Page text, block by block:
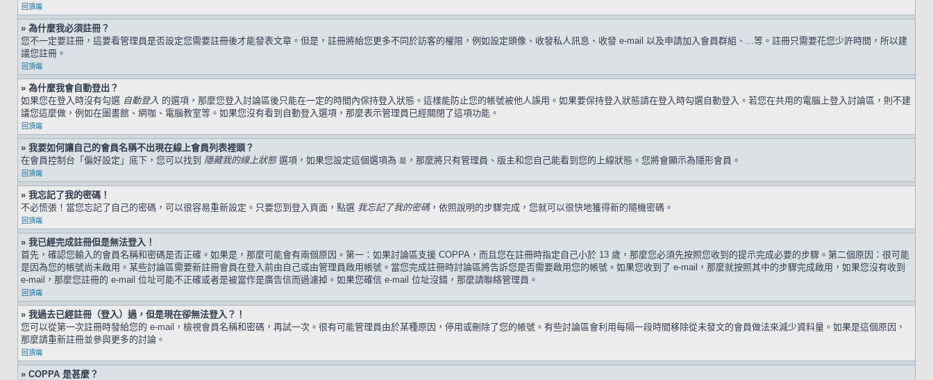
回頂端
» 為什麼我必須註冊？
您不一定要註冊，這要看管理員是否設定您需要註冊後才能發表文章。但是，註冊將給您更多不同於訪客的權限，例如設定頭像、收發私人訊息、收發 e-mail 以及申請加入會員群組、...等。註冊只需要花您少許時間，所以建
議您註冊。
回頂端
» 為什麼我會自動登出？
如果您在登入時沒有勾選 自動登入 的選項，那麼您登入討論區後只能在一定的時間內保持登入狀態。這樣能防止您的帳號被他人誤用。如果要保持登入狀態請在登入時勾選自動登入。若您在共用的電腦上登入討論區，則不建
議您這麼做，例如在圖書館、網咖、電腦教室等。如果您沒有看到自動登入選項，那麼表示管理員已經關閉了這項功能。
回頂端
» 我要如何讓自己的會員名稱不出現在線上會員列表裡頭？
在會員控制台「偏好設定」底下，您可以找到 隱藏我的線上狀態選項，如果您設定這個選項為 是 ，那麼將只有管理員、版主和您自己能看到您的上線狀態。您將會顯示為隱形會員。
回頂端
» 我忘記了我的密碼！
不必慌張！當您忘記了自己的密碼，可以很容易重新設定。只要您到登入頁面，點選 我忘記了我的密碼，依照說明的步驟完成，您就可以很快地獲得新的隨機密碼。
回頂端
» 我已經完成註冊但是無法登入！
首先，確認您輸入的會員名稱和密碼是否正確。如果是，那麼可能會有兩個原因。第一：如果討論區支援 COPPA，而且您在註冊時指定自己小於 13 歲，那麼您必須先按照您收到的提示完成必要的步驟。第二個原因：很可能
是因為您的帳號尚未啟用。某些討論區需要新註冊會員在登入前由自己或由管理員啟用帳號。當您完成註冊時討論區將告訴您是否需要啟用您的帳號。如果您收到了 e-mail，那麼就按照其中的步驟完成啟用，如果您沒有收到
e-mail，那麼您註冊的 e-mail 位址可能不正確或者是被當作是廣告信而過濾掉。如果您確信 e-mail 位址沒錯，那麼請聯絡管理員。
回頂端
» 我過去已經註冊（登入）過，但是現在卻無法登入？！
您可以從第一次註冊時發給您的 e-mail，檢視會員名稱和密碼，再試一次。很有可能管理員由於某種原因，停用或刪除了您的帳號。有些討論區會利用每隔一段時間移除從未發文的會員做法來減少資料量。如果是這個原因，
那麼請重新註冊並參與更多的討論。
回頂端
» COPPA 是甚麼？